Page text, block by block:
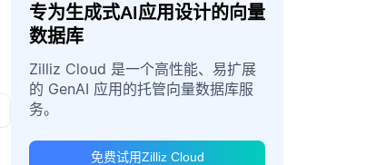
专为生成式AI应用设计的向量
数据库
Zilliz Cloud 是一个高性能、易扩展
的 GenAI 应用的托管向量数据库服
务。
免费试用Zilliz Cloud